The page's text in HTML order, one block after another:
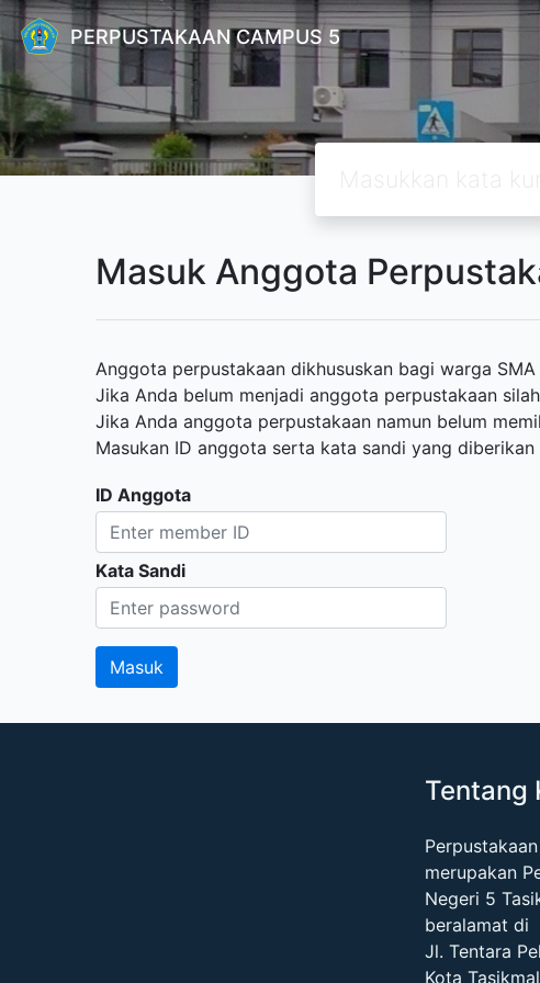
PERPUSTAKAAN CAMPUS 5
Masuk Anggota
Anggota perpustakaan dikhususkan bagi warga
Jika Anda belum menjadi anggota perpustakaan
Jika Anda anggota perpustakaan namun belum
Masukan ID anggota serta kata sandi yang
ID Anggota
Kata Sandi
Tentang
merupakan
Negeri 5
beralamat di
Jl. Tentara
Kota